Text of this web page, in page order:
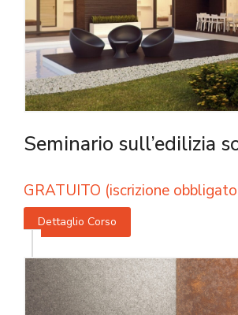
Seminario sull’edilizia
GRATUITO (iscrizione
Dettaglio Corso